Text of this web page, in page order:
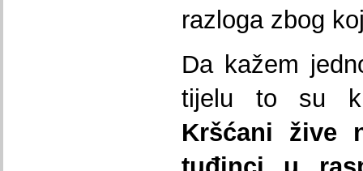
razloga zbog
Da kažem
tijelu to su
Kršćani žive